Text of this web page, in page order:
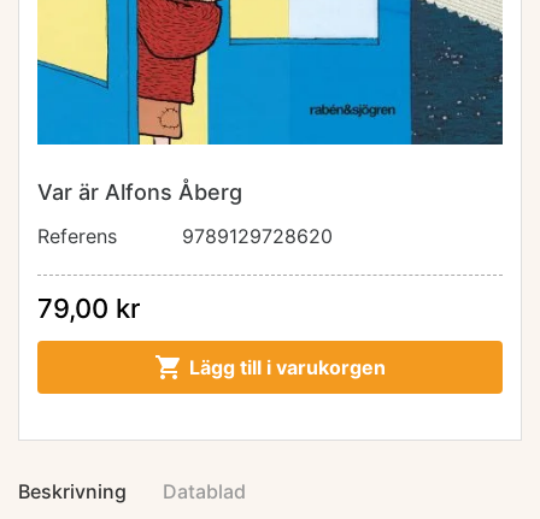
Var är Alfons Åberg
Referens 9789129728620
79,00 kr
 Lägg till i varukorgen
Beskrivning Datablad